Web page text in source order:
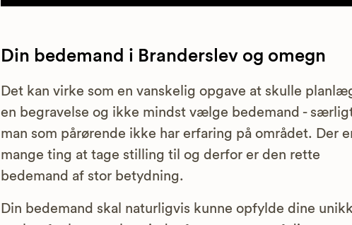
Din bedemand i Branderslev og omegn
Det kan virke som en vanskelig opgave at skulle
en begravelse og ikke mindst vælge bedemand -
man som pårørende ikke har erfaring på området. Der
mange ting at tage stilling til og derfor er den rette
bedemand af stor betydning.
Din bedemand skal naturligvis kunne opfylde dine